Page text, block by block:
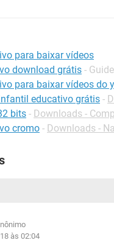
para baixar vídeos
download grátis - Guide
para baixar vídeos do
educativo grátis -
bits - Downloads -
cromo - Downloads -
às 02:04